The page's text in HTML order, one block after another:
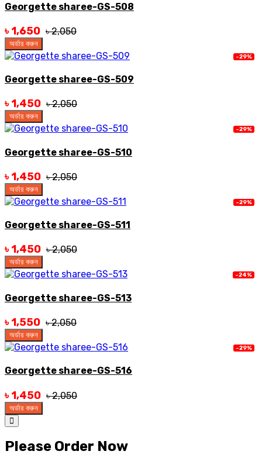
Georgette sharee-GS-508
৳ 1,650 ৳ 2,050
অর্ডার করুন
-29%
Georgette sharee-GS-509
৳ 1,450 ৳ 2,050
অর্ডার করুন
-29%
Georgette sharee-GS-510
৳ 1,450 ৳ 2,050
অর্ডার করুন
-29%
Georgette sharee-GS-511
৳ 1,450 ৳ 2,050
অর্ডার করুন
-24%
Georgette sharee-GS-513
৳ 1,550 ৳ 2,050
অর্ডার করুন
-29%
Georgette sharee-GS-516
৳ 1,450 ৳ 2,050
অর্ডার করুন
Please Order Now